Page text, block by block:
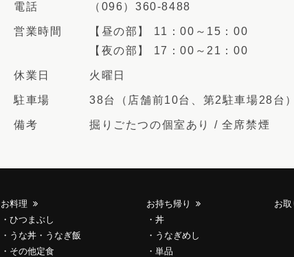
電話 （096）360-8488
営業時間
【昼の部】 11：00～15：00
【夜の部】 17：00～21：00
休業日 火曜日
駐車場 38台（店舗前10台、第2駐車場28台）
備考 掘りごたつの個室あり / 全席禁煙
お料理
ひつまぶし
うな丼・うなぎ飯
その他定食
お持ち帰り
丼
うなぎめし
単品
お